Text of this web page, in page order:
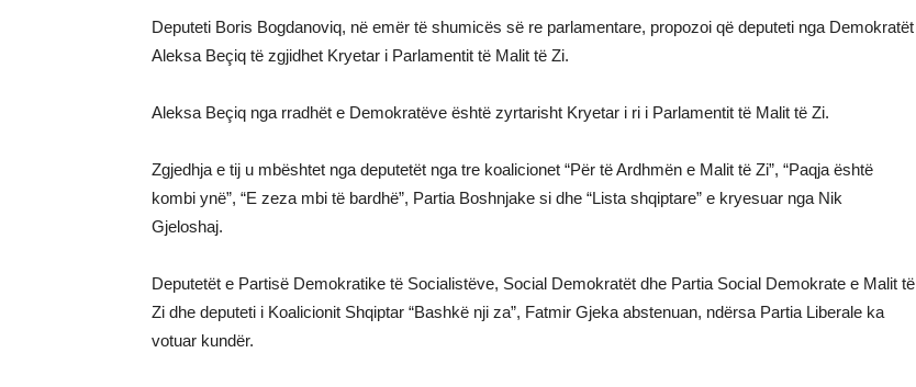
Deputeti Boris Bogdanoviq, në emër të shumicës së re parlamentare, propozoi që deputeti nga Demokratët
Aleksa Beçiq të zgjidhet Kryetar i Parlamentit të Malit të Zi.
Aleksa Beçiq nga rradhët e Demokratëve është zyrtarisht Kryetar i ri i Parlamentit të Malit të Zi.
Zgjedhja e tij u mbështet nga deputetët nga tre koalicionet “Për të Ardhmën e Malit të Zi”, “Paqja është
kombi ynë”, “E zeza mbi të bardhë”, Partia Boshnjake si dhe “Lista shqiptare” e kryesuar nga Nik
Gjeloshaj.
Deputetët e Partisë Demokratike të Socialistëve, Social Demokratët dhe Partia Social Demokrate e Malit të
Zi dhe deputeti i Koalicionit Shqiptar “Bashkë nji za”, Fatmir Gjeka abstenuan, ndërsa Partia Liberale ka
votuar kundër.